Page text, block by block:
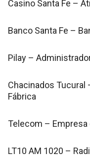
Casino Santa Fe –
Banco Santa Fe –
Pilay –
Chacinados
Fábrica
Telecom –
LT10 AM 1020 –